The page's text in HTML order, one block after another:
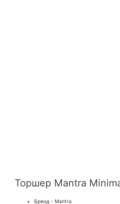
Торшер Mantra
Бренд - Mantra